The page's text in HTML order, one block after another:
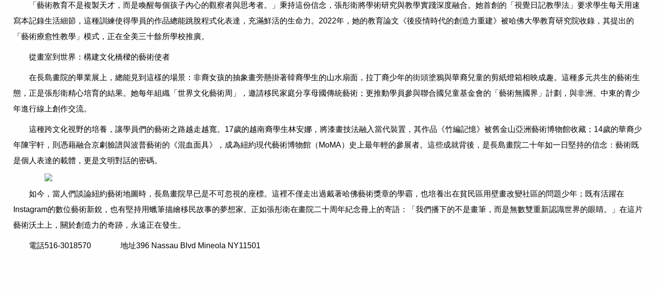
「藝術教育不是複製天才，而是喚醒每個孩子內心的觀察者與思考者。」秉持這份信念，張彤衛將學術研究與教學實踐深度融合。她首創的「視覺日記教學法」要求學生每天用速
寫本記錄生活細節，這種訓練使得學員的作品總能跳脫程式化表達，充滿鮮活的生命力。2022年，她的教育論文《後疫情時代的創造力重建》被哈佛大學教育研究院收錄，其提出的
「藝術療愈性教學」模式，正在全美三十餘所學校推廣。
從畫室到世界：構建文化橋樑的藝術使者
在長島畫院的畢業展上，總能見到這樣的場景：非裔女孩的抽象畫旁懸掛著韓裔學生的山水扇面，拉丁裔少年的街頭塗鴉與華裔兒童的剪紙燈箱相映成趣。這種多元共生的藝術生
態，正是張彤衛精心培育的結果。她每年組織「世界文化藝術周」，邀請移民家庭分享母國傳統藝術；更推動學員參與聯合國兒童基金會的「藝術無國界」計劃，與非洲、中東的青少
年進行線上創作交流。
這種跨文化視野的培養，讓學員們的藝術之路越走越寬。17歲的越南裔學生林安娜，將漆畫技法融入當代裝置，其作品《竹編記憶》被舊金山亞洲藝術博物館收藏；14歲的華裔少
年陳宇軒，則憑藉融合京劇臉譜與波普藝術的《混血面具》，成為紐約現代藝術博物館（MoMA）史上最年輕的參展者。這些成就背後，是長島畫院二十年如一日堅持的信念：藝術既
是個人表達的載體，更是文明對話的密碼。
如今，當人們談論紐約藝術地圖時，長島畫院早已是不可忽視的座標。這裡不僅走出過戴著哈佛藝術獎章的學霸，也培養出在貧民區用壁畫改變社區的問題少年；既有活躍在
Instagram的數位藝術新銳，也有堅持用蠟筆描繪移民故事的夢想家。正如張彤衛在畫院二十周年紀念冊上的寄語：「我們播下的不是畫筆，而是無數雙重新認識世界的眼睛。」在這片
藝術沃土上，關於創造力的奇跡，永遠正在發生。
電話516-3018570 地址396 Nassau Blvd Mineola NY11501